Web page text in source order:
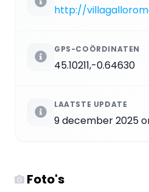
http://
GPS-COÖRDINATEN
45.10211,-0.64630
LAATSTE UPDATE
9 december 2025
Foto's